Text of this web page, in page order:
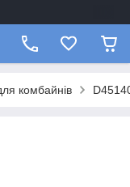
комбайнів